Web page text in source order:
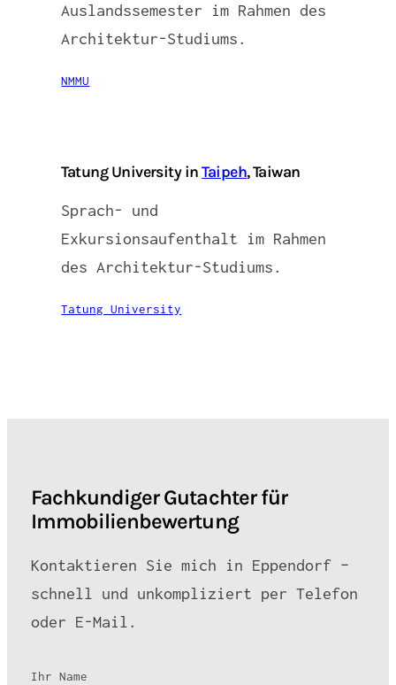
Auslandssemester im Rahmen des
Architektur-Studiums.
NMMU
Tatung University inTaipeh, Taiwan
Sprach- und
Exkursionsaufenthalt im Rahmen
des Architektur-Studiums.
Tatung University
Fachkundiger Gutachter für
Immobilienbewertung
Kontaktieren Sie mich in Eppendorf –
schnell und unkompliziert per Telefon
oder E-Mail.
Ihr Name